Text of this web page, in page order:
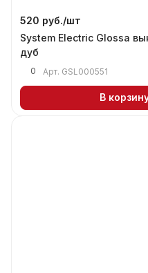
520 руб./шт
System Electric Glossa
дуб
0 Арт. GSL000551
В